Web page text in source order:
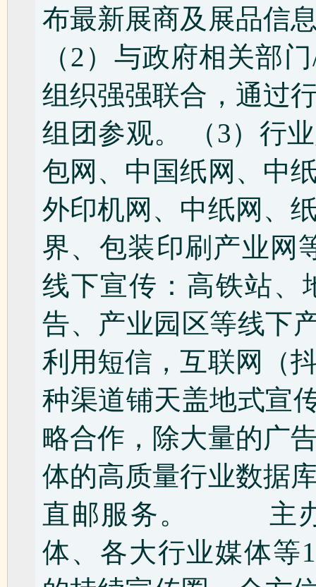
布最新展商及展品信
（2）与政府相关部
组织强强联合，通过
组团参观。 （3）行
包网、中国纸网、中
外印机网、中纸网、
界、包装印刷产业网
线下宣传：高铁站、
告、产业园区等线下
利用短信，互联网（
种渠道铺天盖地式宣
略合作，除大量的广
体的高质量行业数据
直邮服务。 主办
体、各大行业媒体等